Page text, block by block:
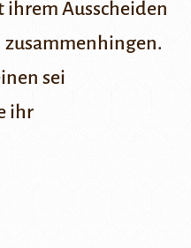
Ausscheiden
sei
ihr